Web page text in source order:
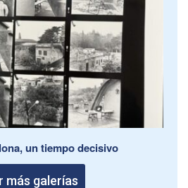
un tiempo decisivo
más galerías